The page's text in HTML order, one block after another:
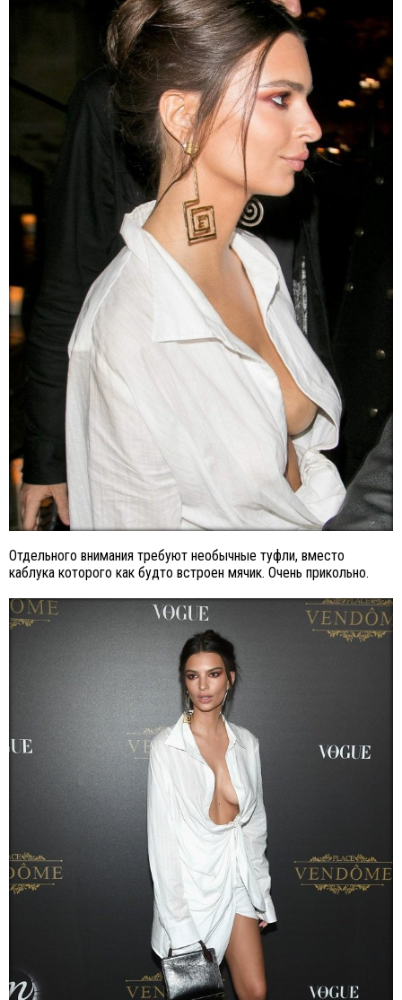
Отдельного внимания требуют необычные туфли, вместо
каблука которого как будто встроен мячик. Очень прикольно.